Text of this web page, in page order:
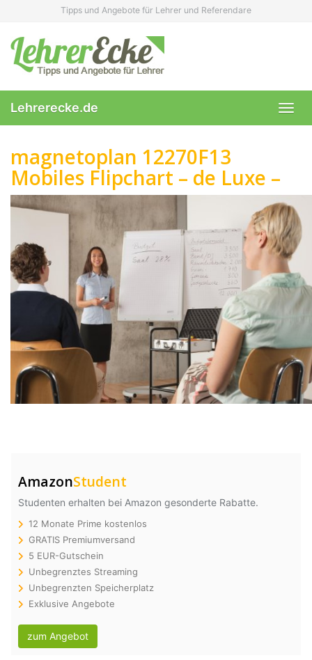
content
Tipps und Angebote für Lehrer und Referendare
Lehrerecke.de
magnetoplan 12270F13
Mobiles Flipchart – de Luxe –
AmazonStudent
Studenten erhalten bei Amazon gesonderte Rabatte.
12 Monate Prime kostenlos
GRATIS Premiumversand
5 EUR-Gutschein
Unbegrenztes Streaming
Unbegrenzten Speicherplatz
Exklusive Angebote
zum Angebot